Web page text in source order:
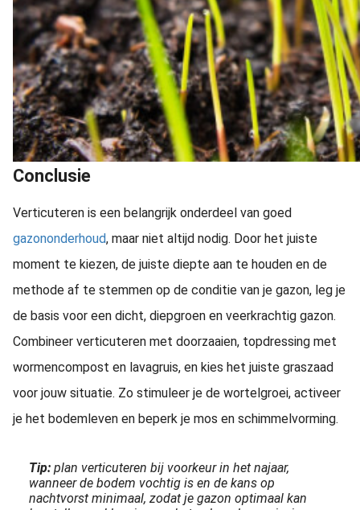
Conclusie
Verticuteren is een belangrijk onderdeel van goed
gazononderhoud, maar niet altijd nodig. Door het juiste
moment te kiezen, de juiste diepte aan te houden en de
methode af te stemmen op de conditie van je gazon, leg je
de basis voor een dicht, diepgroen en veerkrachtig gazon.
Combineer verticuteren met doorzaaien, topdressing met
wormencompost en lavagruis, en kies het juiste graszaad
voor jouw situatie. Zo stimuleer je de wortelgroei, activeer
je het bodemleven en beperk je mos en schimmelvorming.
Tip: plan verticuteren bij voorkeur in het najaar,
wanneer de bodem vochtig is en de kans op
nachtvorst minimaal, zodat je gazon optimaal kan